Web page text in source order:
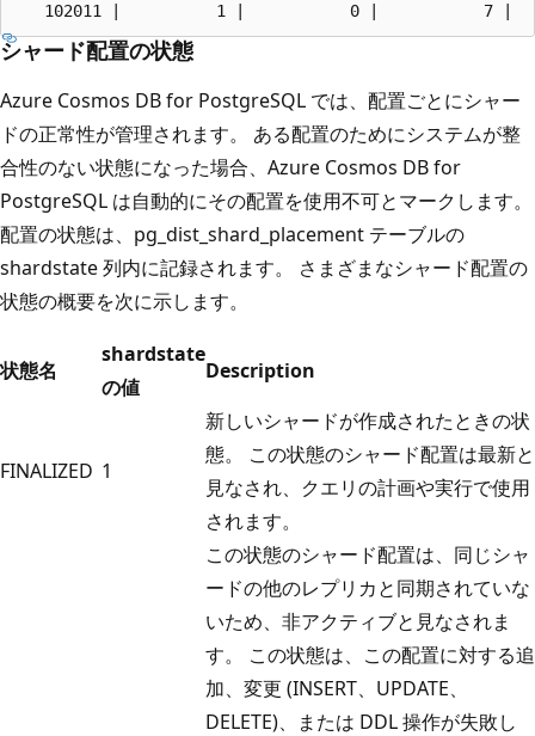
シャード配置の状態
Azure Cosmos DB for PostgreSQL では、配置ごとにシャー
ドの正常性が管理されます。 ある配置のためにシステムが整
合性のない状態になった場合、Azure Cosmos DB for
PostgreSQL は自動的にその配置を使用不可とマークします。
配置の状態は、pg_dist_shard_placement テーブルの
shardstate 列内に記録されます。 さまざまなシャード配置の
状態の概要を次に示します。
状態名
shardstate
の値
Description
FINALIZED 1
新しいシャードが作成されたときの状
態。 この状態のシャード配置は最新と
見なされ、クエリの計画や実行で使用
されます。
この状態のシャード配置は、同じシャ
ードの他のレプリカと同期されていな
いため、非アクティブと見なされま
す。 この状態は、この配置に対する追
加、変更 (INSERT、UPDATE、
DELETE)、または DDL 操作が失敗し